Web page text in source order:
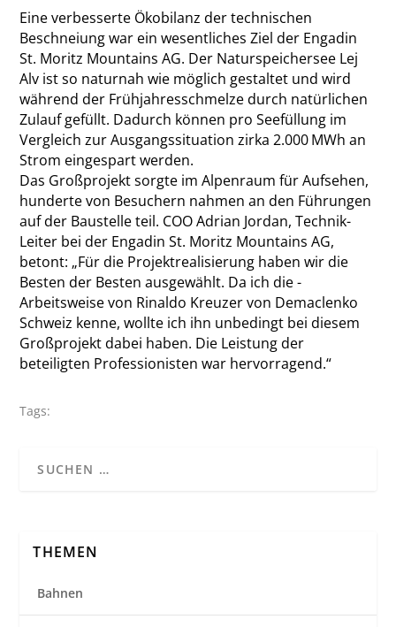
Eine verbesserte Ökobilanz der technischen
Beschneiung war ein wesentliches Ziel der Engadin
St. Moritz Mountains AG. Der Naturspeichersee Lej
Alv ist so naturnah wie möglich gestaltet und wird
während der Frühjahresschmelze durch natürlichen
Zulauf gefüllt. Dadurch können pro Seefüllung im
Vergleich zur Ausgangssituation zirka 2.000 MWh an
Strom eingespart werden.
Das Großprojekt sorgte im Alpenraum für Aufsehen,
hunderte von Besuchern nahmen an den Führungen
auf der Baustelle teil. COO Adrian Jordan, Technik-
Leiter bei der Engadin St. Moritz Mountains AG,
betont: „Für die Projektrealisierung haben wir die
Besten der Besten ausgewählt. Da ich die ­
Arbeitsweise von Rinaldo Kreuzer von Demaclenko
Schweiz kenne, wollte ich ihn unbedingt bei diesem
Großprojekt dabei haben. Die Leistung der
beteiligten Professionisten war hervorragend.“
Tags:
THEMEN
Bahnen